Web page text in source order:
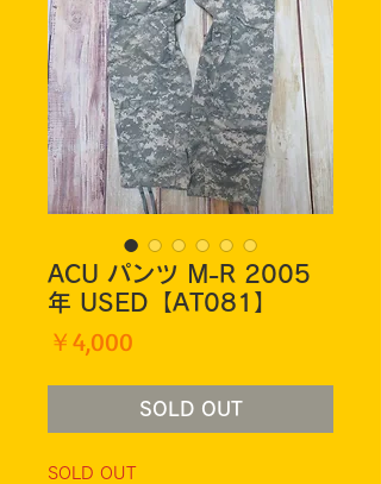
ACU パンツ M-R 2005
年 USED【AT081】
￥4,000
SOLD OUT
SOLD OUT